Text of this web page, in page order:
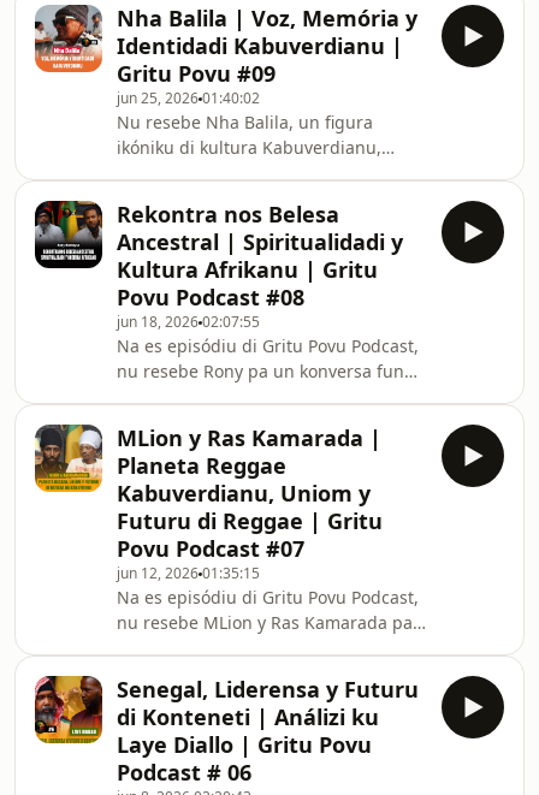
ekipa.Dá também partilha si
experiénsia komu treinador, valoris ki
el ta transmiti pa ses alunus y papel
di futibol
Nha Balila | Voz, Memória y
Identidadi Kabuverdianu |
Gritu Povu #09
jun 25, 202601:40:02
Nu resebe Nha Balila, un figura
ikóniku di kultura Kabuverdianu,
patrimóniu kultural.Mesmo sendo
invisual, Nha Balila nunka dexa ses
limitason impedi-l participa
ativamente na vida kultural di país. Ao
longu di anos, el forma grupus,
skrebe ses própriu letra y torna un
referénsia na valorizason di
identidade Kabuverdianu.Oji, txeu
Rekontra nos Belesa
Ancestral | Spiritualidadi y
Kultura Afrikanu | Gritu
Povu Podcast #08
jun 18, 202602:07:55
Na es episódiu di Gritu Povu Podcast,
nu resebe Rony pa un konversa fundu
retiradu di povus Afrikanu ao longu di
istória.Nu refleti sobri modi ki
kolonialismu y narrativas dominanti
afeta nos relason ku nos kultura, nos
korpu, nos espiritualidadi y nos forma
di odja belesa.Na konversa, nu
também aborda tradisons espiritual
MLion y Ras Kamarada |
Planeta Reggae
Kabuverdianu, Uniom y
Futuru di Reggae | Gritu
Povu Podcast #07
jun 12, 202601:35:15
Na es episódiu di Gritu Povu Podcast,
nu resebe MLion y Ras Kamarada pa
dentu di movimentu reggae.Nu papia
sobri desafios, aprendizajen y
experiénsias ki marka ses kaminhu, y
tanben sobri Planeta Reggae, un
Senegal, Liderensa y Futuru
di Konteneti | Análizi ku
Laye Diallo | Gritu Povu
Podcast # 06